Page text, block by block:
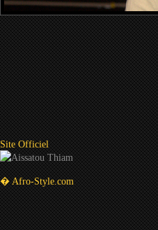
Site Officiel
� Afro-Style.com